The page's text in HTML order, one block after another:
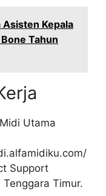
Kepala
Tahun
Utama
Support
Timur.